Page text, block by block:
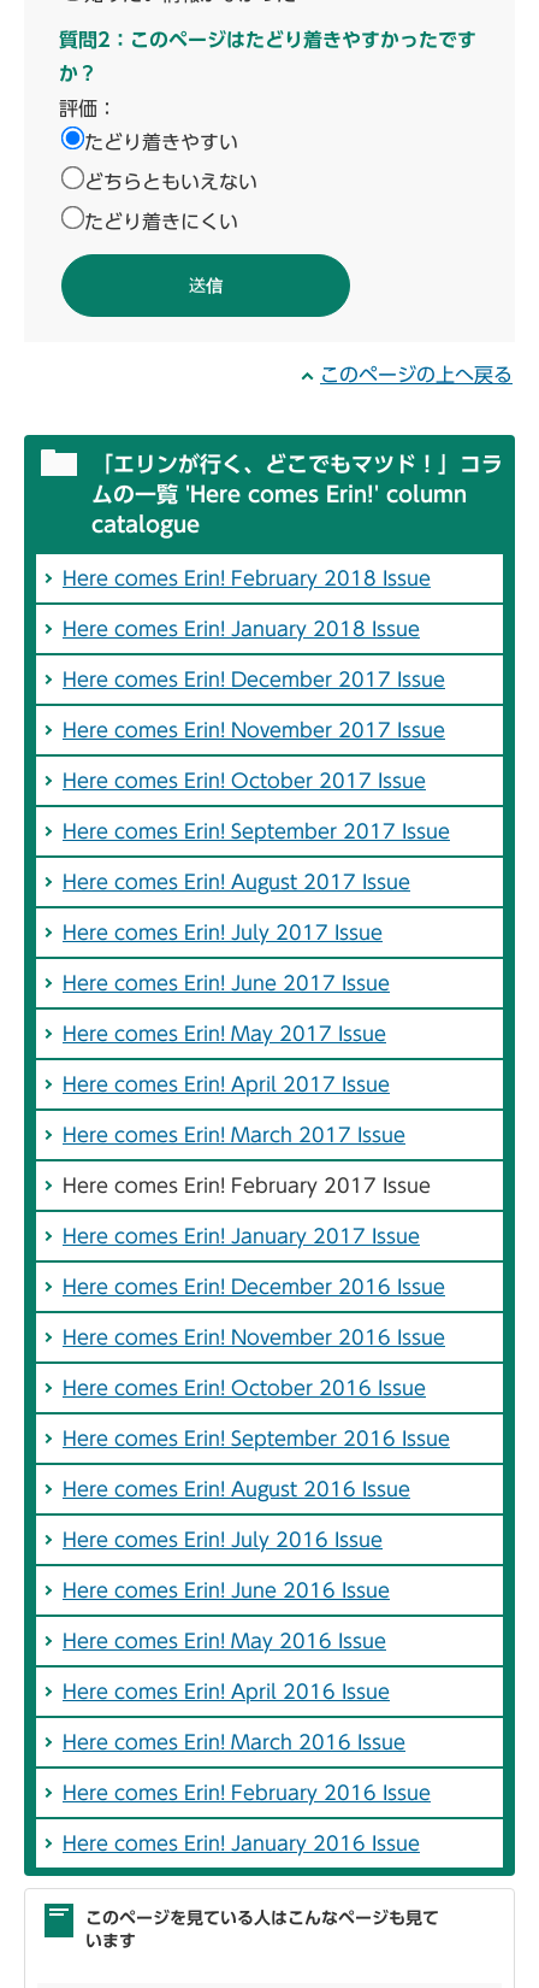
質問2：このページはたどり着きやすかったです
か？
評価：
たどり着きやすい
どちらともいえない
たどり着きにくい
このページの上へ戻る
「エリンが行く、どこでもマツド！」コラ
ムの一覧 'Here comes Erin!' column
catalogue
Here comes Erin! February 2018 Issue
Here comes Erin! January 2018 Issue
Here comes Erin! December 2017 Issue
Here comes Erin! November 2017 Issue
Here comes Erin! October 2017 Issue
Here comes Erin! September 2017 Issue
Here comes Erin! August 2017 Issue
Here comes Erin! July 2017 Issue
Here comes Erin! June 2017 Issue
Here comes Erin! May 2017 Issue
Here comes Erin! April 2017 Issue
Here comes Erin! March 2017 Issue
Here comes Erin! February 2017 Issue
Here comes Erin! January 2017 Issue
Here comes Erin! December 2016 Issue
Here comes Erin! November 2016 Issue
Here comes Erin! October 2016 Issue
Here comes Erin! September 2016 Issue
Here comes Erin! August 2016 Issue
Here comes Erin! July 2016 Issue
Here comes Erin! June 2016 Issue
Here comes Erin! May 2016 Issue
Here comes Erin! April 2016 Issue
Here comes Erin! March 2016 Issue
Here comes Erin! February 2016 Issue
Here comes Erin! January 2016 Issue
このページを見ている人はこんなページも見て
います